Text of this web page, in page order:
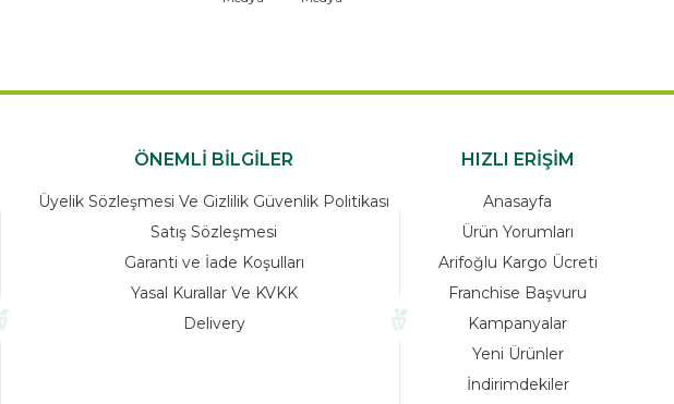
ÖNEMLİ BİLGİLER
Üyelik Sözleşmesi Ve Gizlilik Güvenlik Politikası
Satış Sözleşmesi
Garanti ve İade Koşulları
Yasal Kurallar Ve KVKK
Delivery
HIZLI ERİŞİM
Anasayfa
Ürün Yorumları
Arifoğlu Kargo Ücreti
Franchise Başvuru
Kampanyalar
Yeni Ürünler
İndirimdekiler